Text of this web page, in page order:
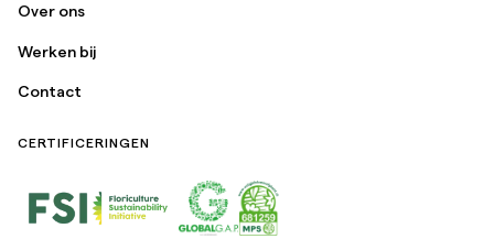
Over ons
Werken bij
Contact
CERTIFICERINGEN